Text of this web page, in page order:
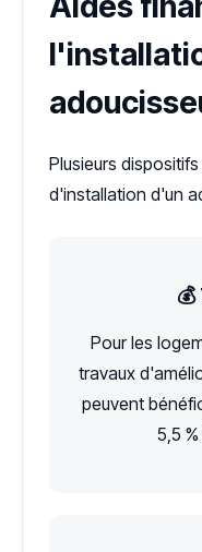
Plusieurs
d'installation d'un
💰
Pour les
travaux
peuvent
5,5